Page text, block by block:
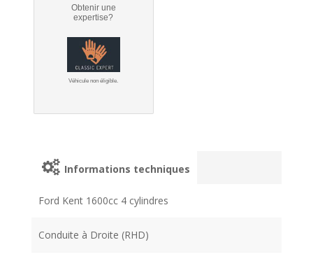
Obtenir une
expertise?
Véhicule non éligible.
Informations techniques
Ford Kent 1600cc 4 cylindres
Conduite à Droite (RHD)